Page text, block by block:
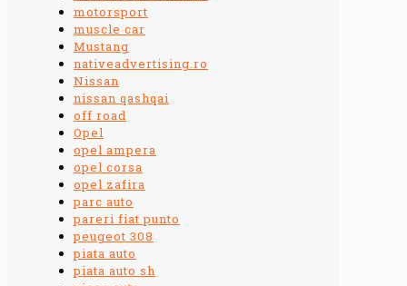
motorsport
muscle car
Mustang
nativeadvertising.ro
Nissan
nissan qashqai
off road
Opel
opel ampera
opel corsa
opel zafira
parc auto
pareri fiat punto
peugeot 308
piata auto
piata auto sh